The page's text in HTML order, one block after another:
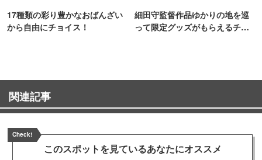
17種類の彩り豊かなおばんざい
から自由にチョイス！
細田守監督作品ゆかりの地を巡
って限定グッズがもらえるチャ
関連記事
Check!
このスポットを見ているあなたにオススメ